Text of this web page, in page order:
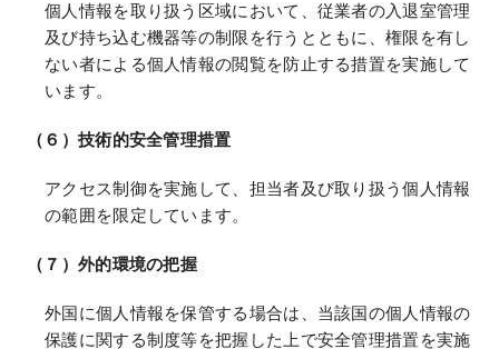
個人情報を取り扱う区域において、従業者の入退室管理
及び持ち込む機器等の制限を行うとともに、権限を有し
ない者による個人情報の閲覧を防止する措置を実施して
います。
（６）技術的安全管理措置
アクセス制御を実施して、担当者及び取り扱う個人情報
の範囲を限定しています。
（７）外的環境の把握
外国に個人情報を保管する場合は、当該国の個人情報の
保護に関する制度等を把握した上で安全管理措置を実施